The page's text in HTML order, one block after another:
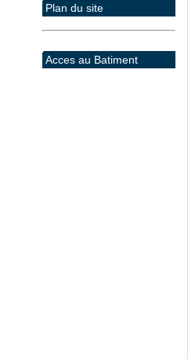
Plan du site
Acces au Batiment